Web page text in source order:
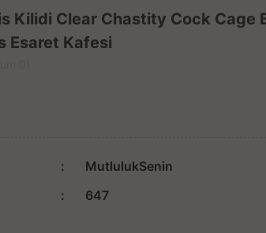
Kilidi Clear Chastity Cock Cage
Esaret Kafesi
MutlulukSenin
647